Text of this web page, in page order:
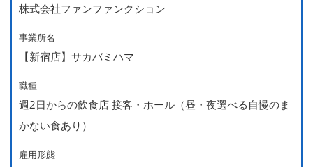
株式会社ファンファンクション
事業所名
【新宿店】サカバミハマ
職種
週2日からの飲食店 接客・ホール（昼・夜選べる自慢のま
かない食あり）
雇用形態